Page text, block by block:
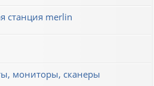
станция merlin
мониторы, сканеры